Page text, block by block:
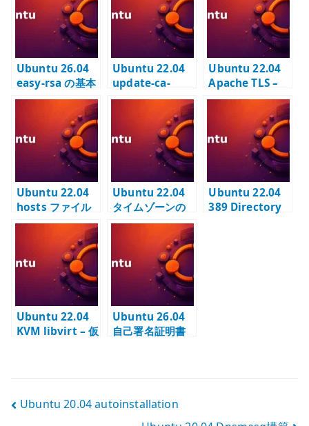
r
Ubuntu 26.04
easy-rsa の基本
– 内部 CA と
SAN 付き証明書
を作成する
Ubuntu 22.04
update-ca-
certificates –
内部 CA を信頼
ストアへ登録す
る
Ubuntu 22.04
Apache TLS –
内部 CA 証明書
で HTTPS を有効
Ubuntu 22.04
hosts ファイル
の設定 –
/etc/hosts と名
前解決を確認す
る
Ubuntu 22.04
タイムゾーンの
設定 –
timedatectl と
時刻同期を確認
する
Ubuntu 22.04
389 Directory
Ubuntu 22.04
KVM libvirt – 仮
Ubuntu 26.04
自己署名証明書
投
Ubuntu 20.04 autoinstallation